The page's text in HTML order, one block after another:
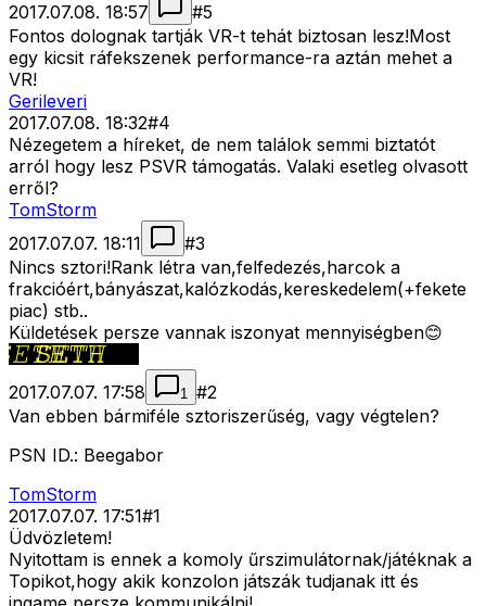
2017.07.08. 18:57
#5
Fontos dolognak tartják VR-t tehát biztosan lesz!Most
egy kicsit ráfekszenek performance-ra aztán mehet a
VR!
Gerileveri
2017.07.08. 18:32#4
Nézegetem a híreket, de nem találok semmi biztatót
arról hogy lesz PSVR támogatás. Valaki esetleg olvasott
erről?
TomStorm
2017.07.07. 18:11
#3
Nincs sztori!Rank létra van,felfedezés,harcok a
frakcióért,bányászat,kalózkodás,kereskedelem(+fekete
piac) stb..
Küldetések persze vannak iszonyat mennyiségben😊
2017.07.07. 17:58 1 #2
Van ebben bármiféle sztoriszerűség, vagy végtelen?
PSN ID.: Beegabor
TomStorm
2017.07.07. 17:51#1
Üdvözletem!
Nyitottam is ennek a komoly űrszimulátornak/játéknak a
Topikot,hogy akik konzolon játszák tudjanak itt és